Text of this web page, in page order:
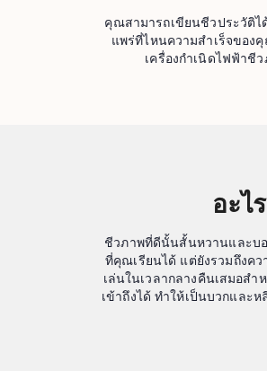
คุณสามารถเขียนชีวประวัติไ
แพร่ที่ไหนความสำเร็จของ
เครื่องกำเนิดไฟฟ้า
อะไ
ชีวภาพที่ดีนั้นสั้นหวานและบ
ที่คุณเรียนได้ แต่ยังรวมถึงค
เล่นในเวลากลางคืนเสมอส
เข้าถึงได้ ทำให้เป็นบวกและ